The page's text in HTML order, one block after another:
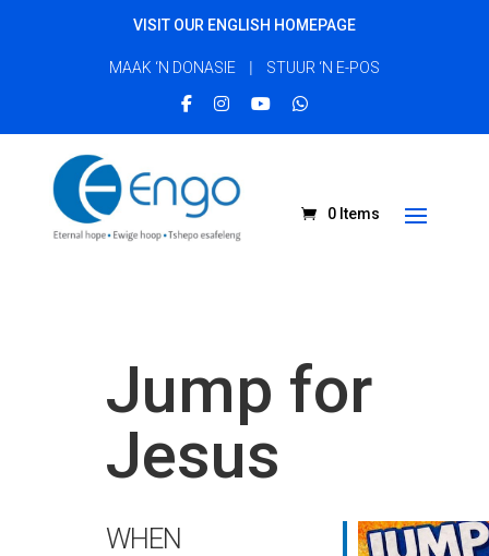
VISIT OUR ENGLISH HOMEPAGE
MAAK ‘N DONASIE | STUUR ‘N E-POS
0 Items
Jump for
Jesus
WHEN